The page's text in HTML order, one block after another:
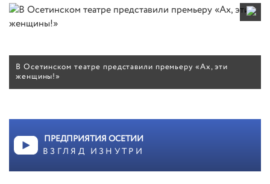
В Осетинском театре представили премьеру «Ах, эти
женщины!»
ПРЕДПРИЯТИЯ ОСЕТИИ
ВЗГЛЯД ИЗНУТРИ